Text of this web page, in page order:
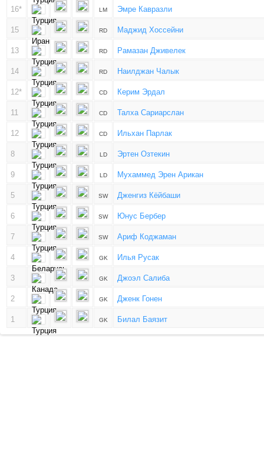
16* LM Эмре Кавразли
15 RD Маджид Хоссейни
13 RD Рамазан Дживелек
14 RD Наилджан Чалык
12* CD Керим Эрдал
11 CD Талха Сариарслан
12 CD Ильхан Парлак
8 LD Эртен Озтекин
9 LD Мухаммед Эрен Арикан
5 SW Дженгиз Кёйбаши
6 SW Юнус Бербер
7 SW Ариф Коджаман
4 GK Илья Русак
3 GK Джоэл Салиба
2 GK Дженк Гонен
1 GK Билал Баязит